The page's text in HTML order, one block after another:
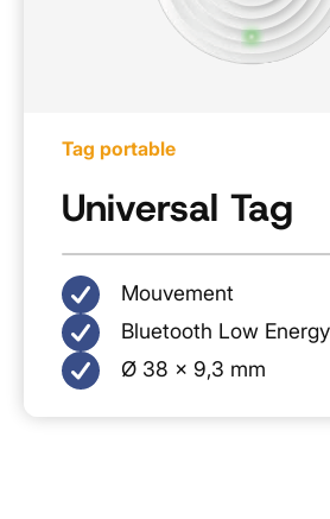
Tag portable
Universal Tag
Mouvement
Bluetooth Low Energy
Ø 38 × 9,3 mm